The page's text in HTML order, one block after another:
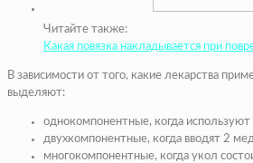
Читайте также:
Какая повязка накладывается при
В зависимости от того, какие лекарства
выделяют:
однокомпонентные, когда используют
двухкомпонентные, когда вводят 2
многокомпонентные, когда укол